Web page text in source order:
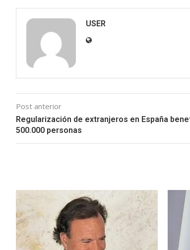
USER
Post anterior
Regularización de extranjeros en España
500.000 personas